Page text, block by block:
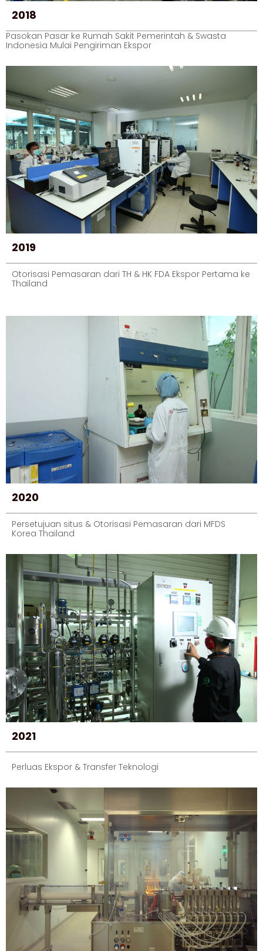
2018
Pasokan Pasar ke Rumah Sakit Pemerintah & Swasta
Indonesia Mulai Pengiriman Ekspor
2019
Otorisasi Pemasaran dari TH & HK FDA Ekspor Pertama ke
Thailand
2020
Persetujuan situs & Otorisasi Pemasaran dari MFDS
Korea Thailand
2021
Perluas Ekspor & Transfer Teknologi